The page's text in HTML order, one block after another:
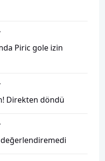
’
Piric gole izin
’
Direkten döndü
’
değerlendiremedi